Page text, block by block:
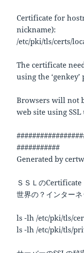
Certificate for
nickname):
/etc/pki/tls/certs/
The certificate
using the
Browsers will not
web site using
###########
Generated by
ＳＳＬのCertificate
世界の？インター
ls -lh /etc/pki/tls/
ls -lh /etc/pki/tls/